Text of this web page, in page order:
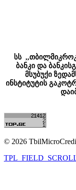
სს
ბანკი და
მსუბუქი
ინსტიტუტის
© 2026